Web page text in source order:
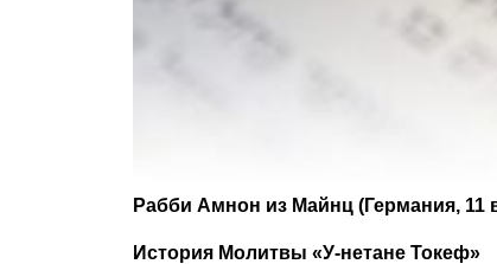
Рабби Амнон из Майнц (Германия, 11
История Молитвы «У-нетане Токеф»